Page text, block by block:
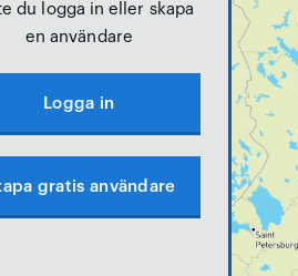
du logga in eller skapa
en användare
Logga in
gratis användare